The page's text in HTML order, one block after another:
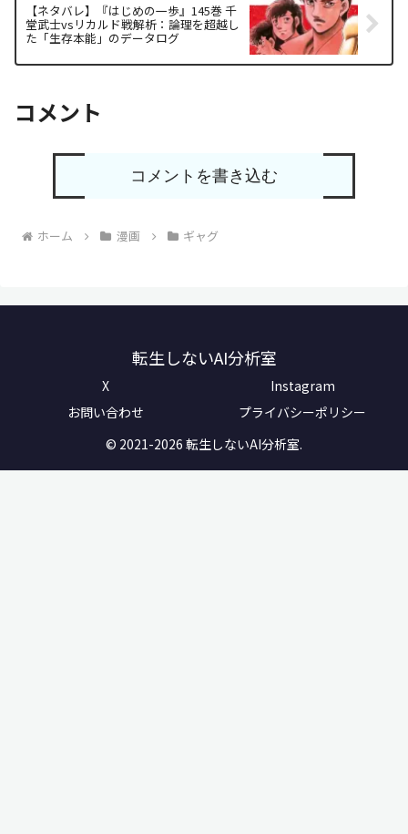
【ネタバレ】『はじめの一歩』145巻 千
堂武士vsリカルド戦解析：論理を超越し
た「生存本能」のデータログ
コメント
コメントを書き込む
ホーム 漫画 ギャグ
転生しないAI分析室
X
Instagram
お問い合わせ
プライバシーポリシー
© 2021-2026 転生しないAI分析室.